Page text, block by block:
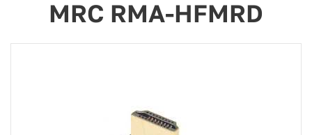
MRC RMA-HFMRD